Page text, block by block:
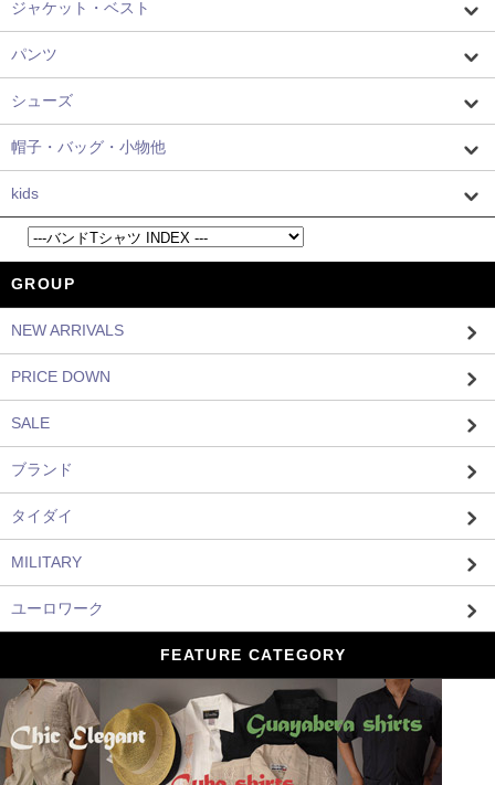
ジャケット・ベスト
パンツ
シューズ
帽子・バッグ・小物他
kids
GROUP
NEW ARRIVALS
PRICE DOWN
SALE
ブランド
タイダイ
MILITARY
ユーロワーク
FEATURE CATEGORY